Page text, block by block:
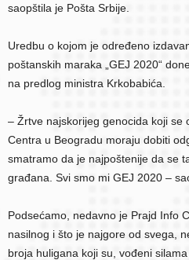
saopštila je Pošta Srbije.
Uredbu o kojom je određeno
poštanskih maraka „GEJ 2020“
na predlog ministra Krkobabića.
– Žrtve najskorijeg genocida koji se
Centra u Beogradu moraju dobiti
smatramo da je najpoštenije da se
građana. Svi smo mi GEJ 2020 –
Podsećamo, nedavno je Prajd Info
nasilnog i što je najgore od svega,
broja huligana koji su, vođeni